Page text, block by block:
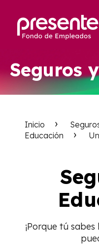
Seguros
Inicio
Educación
¡Porque tú